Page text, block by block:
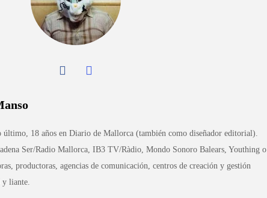
último, 18 años en Diario de Mallorca (también como diseñador editorial).
Ser/Radio Mallorca, IB3 TV/Ràdio, Mondo Sonoro Balears, Youthing o
productoras, agencias de comunicación, centros de creación y gestión
liante.